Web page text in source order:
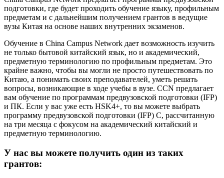
подготовки, где будет проходить обучение языку, профильным
предметам и с дальнейшим получением грантов в ведущие
вузы Китая на основе наших внутренних экзаменов.
Обучение в China Campus Network дает возможность изучить
не только бытовой китайский язык, но и академический,
предметную терминологию по профильным предметам. Это
крайне важно, чтобы вы могли не просто путешествовать по
Китаю, а понимать своих преподавателей, уметь решать
вопросы, возникающие в ходе учебы в вузе. CCN предлагает
вам обучение по программам предвузовской подготовки (IFP)
и ПК. Если у вас уже есть HSK4+, то вы можете выбрать
программу предвузовской подготовки (IFP) C, рассчитанную
на три месяца с фокусом на академический китайский и
предметную терминологию.
У нас вы можете получить один из таких
грантов: